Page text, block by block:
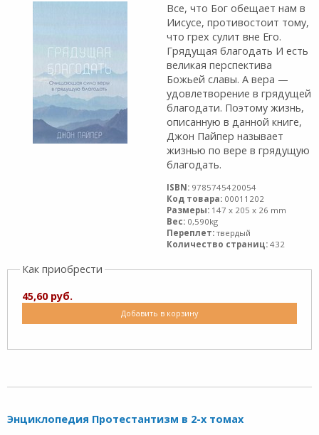
Все, что Бог обещает нам в
Иисусе, противостоит тому,
что грех сулит вне Его.
Грядущая благодать И есть
великая перспектива
Божьей славы. А вера —
удовлетворение в грядущей
благодати. Поэтому жизнь,
описанную в данной книге,
Джон Пайпер называет
жизнью по вере в грядущую
благодать.
ISBN: 9785745420054
Код товара: 00011202
Размеры: 147 x 205 x 26 mm
Вес: 0,590kg
Переплет: твердый
Количество страниц: 432
Как приобрести
45,60 руб.
Добавить в корзину
Энциклопедия Протестантизм в 2-х томах